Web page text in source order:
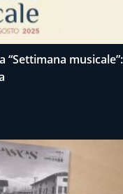
musicale”: